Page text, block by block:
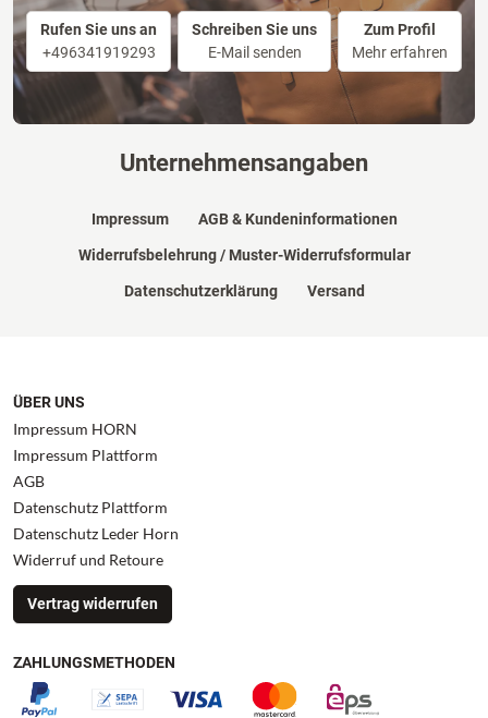
Rufen Sie uns an
+496341919293
Schreiben Sie uns
E-Mail senden
Zum Profil
Mehr erfahren
Unternehmensangaben
Impressum AGB & Kundeninformationen
Widerrufsbelehrung / Muster-Widerrufsformular
Datenschutzerklärung Versand
ÜBER UNS
Impressum HORN
Impressum Plattform
AGB
Datenschutz Plattform
Datenschutz Leder Horn
Widerruf und Retoure
Vertrag widerrufen
ZAHLUNGSMETHODEN